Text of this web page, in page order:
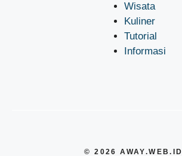
Wisata
Kuliner
Tutorial
Informasi
© 2026 AWAY.WEB.ID